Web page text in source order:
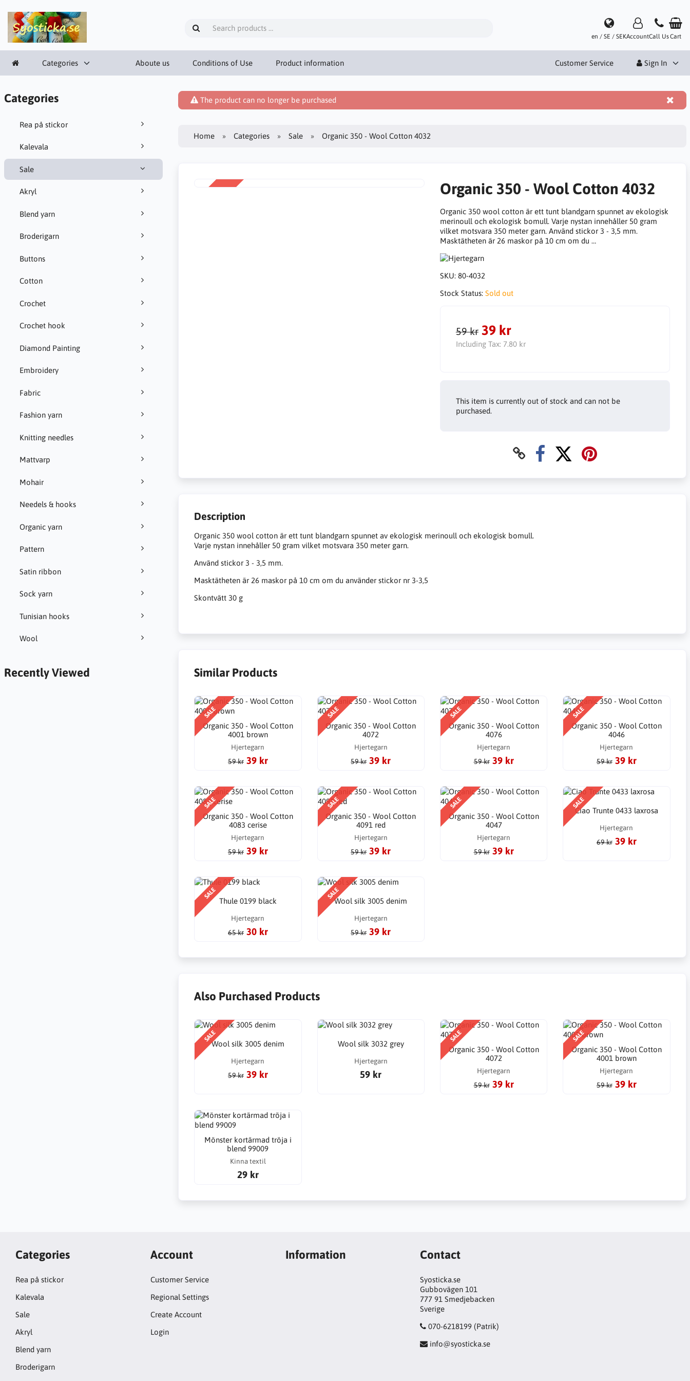
en / SE / SEKAccountCall UsCart
Categories Aboute us Conditions of Use Product information Customer Service Sign In
Categories
Rea på stickor
Kalevala
Sale
Akryl
Blend yarn
Broderigarn
Buttons
Cotton
Crochet
Crochet hook
Diamond Painting
Embroidery
Fabric
Fashion yarn
Knitting needles
Mattvarp
Mohair
Needels & hooks
Organic yarn
Pattern
Satin ribbon
Sock yarn
Tunisian hooks
Wool
Recently Viewed
The product can no longer be purchased
Home Categories Sale Organic 350 - Wool Cotton 4032
Organic 350 - Wool Cotton 4032
Organic 350 wool cotton är ett tunt blandgarn spunnet av ekologisk
merinoull och ekologisk bomull. Varje nystan innehåller 50 gram
vilket motsvara 350 meter garn. Använd stickor 3 - 3,5 mm.
Masktätheten är 26 maskor på 10 cm om du …
SKU: 80-4032
Stock Status: Sold out
59 kr 39 kr
Including Tax: 7.80 kr
This item is currently out of stock and can not be
purchased.
Description
Organic 350 wool cotton är ett tunt blandgarn spunnet av ekologisk merinoull och ekologisk bomull.
Varje nystan innehåller 50 gram vilket motsvara 350 meter garn.
Använd stickor 3 - 3,5 mm.
Masktätheten är 26 maskor på 10 cm om du använder stickor nr 3-3,5
Skontvätt 30 g
Similar Products
SALE
Organic 350 - Wool Cotton
4001 brown
Hjertegarn
59 kr 39 kr
SALE
Organic 350 - Wool Cotton
4072
Hjertegarn
59 kr 39 kr
SALE
Organic 350 - Wool Cotton
4076
Hjertegarn
59 kr 39 kr
SALE
Organic 350 - Wool Cotton
4046
Hjertegarn
59 kr 39 kr
SALE
Organic 350 - Wool Cotton
4083 cerise
Hjertegarn
59 kr 39 kr
SALE
Organic 350 - Wool Cotton
4091 red
Hjertegarn
59 kr 39 kr
SALE
Organic 350 - Wool Cotton
4047
Hjertegarn
59 kr 39 kr
SALE
Ciao Trunte 0433 laxrosa
Hjertegarn
69 kr 39 kr
SALE
Thule 0199 black
Hjertegarn
65 kr 30 kr
SALE
Wool silk 3005 denim
Hjertegarn
59 kr 39 kr
Also Purchased Products
SALE
Wool silk 3005 denim
Hjertegarn
59 kr 39 kr
Wool silk 3032 grey
Hjertegarn
59 kr
SALE
Organic 350 - Wool Cotton
4072
Hjertegarn
59 kr 39 kr
SALE
Organic 350 - Wool Cotton
4001 brown
Hjertegarn
59 kr 39 kr
Mönster kortärmad tröja i
blend 99009
Kinna textil
29 kr
Categories
Rea på stickor
Kalevala
Sale
Akryl
Blend yarn
Broderigarn
Account
Customer Service
Regional Settings
Create Account
Login
Information Contact
Syosticka.se
Gubbovägen 101
777 91 Smedjebacken
Sverige
070-6218199 (Patrik)
info@syosticka.se